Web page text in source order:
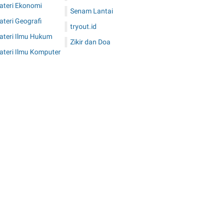
Ekonomi
Geografi
Ilmu Hukum
Ilmu Komputer
Senam Lantai
tryout.id
Zikir dan Doa